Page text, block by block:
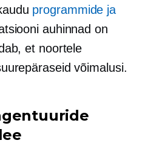
programmide ja
auhinnad on
et noortele
võimalusi.